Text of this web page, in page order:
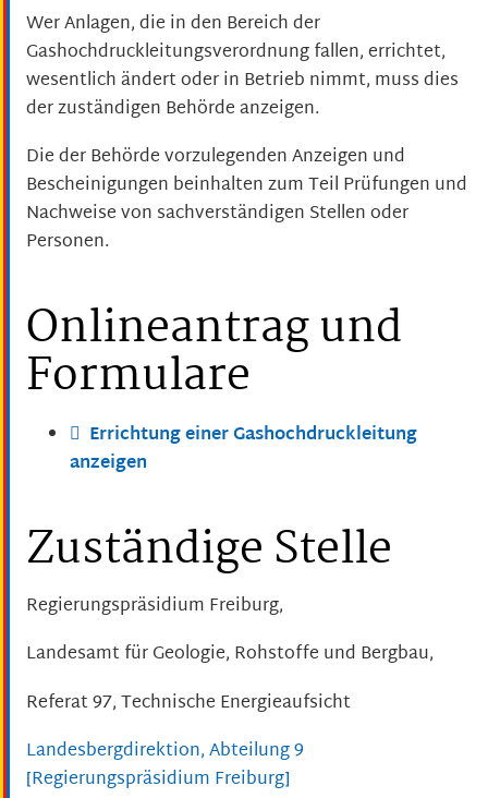
Wer Anlagen, die in den Bereich der
Gashochdruckleitungsverordnung fallen, errichtet,
wesentlich ändert oder in Betrieb nimmt, muss dies
der zuständigen Behörde anzeigen.
Die der Behörde vorzulegenden Anzeigen und
Bescheinigungen beinhalten zum Teil Prüfungen und
Nachweise von sachverständigen Stellen oder
Personen.
Onlineantrag und
Formulare
Errichtung einer Gashochdruckleitung
anzeigen
Zuständige Stelle
Regierungspräsidium Freiburg,
Landesamt für Geologie, Rohstoffe und Bergbau,
Referat 97, Technische Energieaufsicht
Landesbergdirektion, Abteilung 9
[Regierungspräsidium Freiburg]